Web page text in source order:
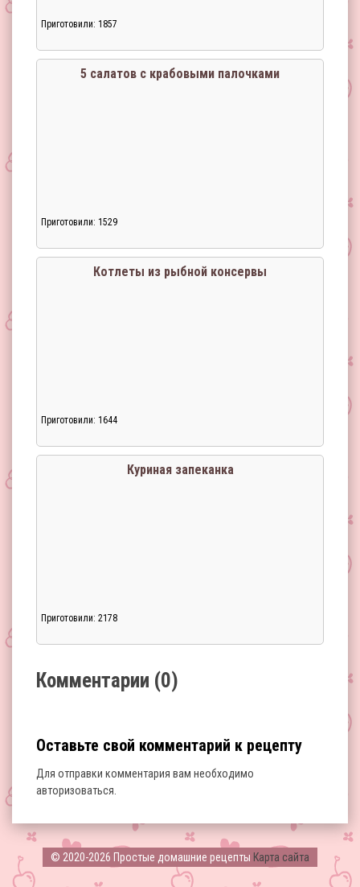
Приготовили: 1857
5 салатов с крабовыми палочками
Приготовили: 1529
Загрузка...
Котлеты из рыбной консервы
Приготовили: 1644
Куриная запеканка
Приготовили: 2178
Комментарии (0)
Оставьте свой комментарий к рецепту
Для отправки комментария вам необходимо
авторизоваться
© 2020-2026 Простые домашние рецепты Карта сайта